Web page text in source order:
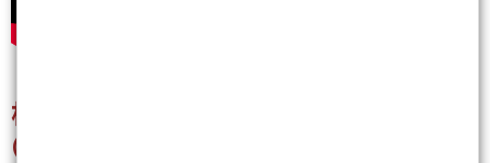
根根陪您在Youtube一起看盤~
(youtube直播裡的期指衝浪關鍵價對於當沖者非常實